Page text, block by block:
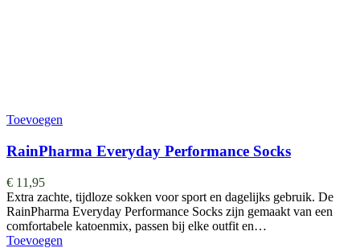
Toevoegen
RainPharma Everyday Performance Socks
€ 11,95
Extra zachte, tijdloze sokken voor sport en dagelijks gebruik. De
RainPharma Everyday Performance Socks zijn gemaakt van een
comfortabele katoenmix, passen bij elke outfit en…
Toevoegen